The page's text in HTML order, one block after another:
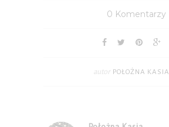
0 Komentarzy
autor POŁOŻNA KASIA